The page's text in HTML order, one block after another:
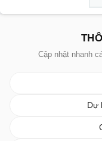
Cập nhật nhanh
Dự